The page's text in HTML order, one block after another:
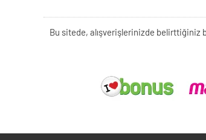
Bu sitede, alışverişlerinizde